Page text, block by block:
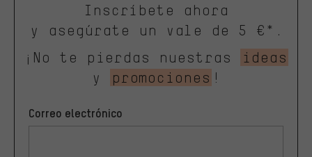
Inscríbete ahora
y asegúrate un vale de 5 €*.
¡No te pierdas nuestras
ideas
y
promociones !
Correo electrónico